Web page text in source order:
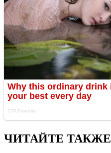
ЧИТАЙТЕ ТАКЖЕ